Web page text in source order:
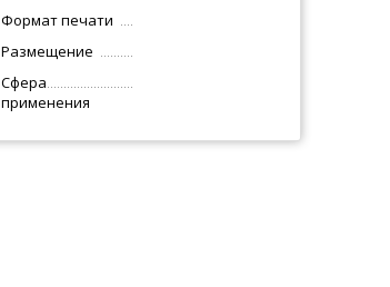
Формат печати
Размещение
Сфера
применения